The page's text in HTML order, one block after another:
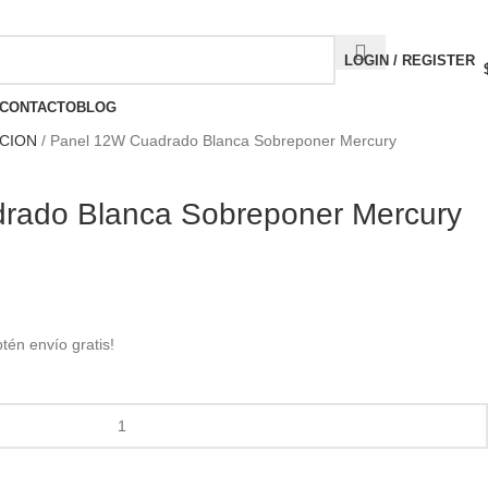
LOGIN / REGISTER
CONTACTOBLOG
Panel 12W Cuadrado Blanca Sobreponer Mercury
Blanca Sobreponer Mercury
envío gratis!